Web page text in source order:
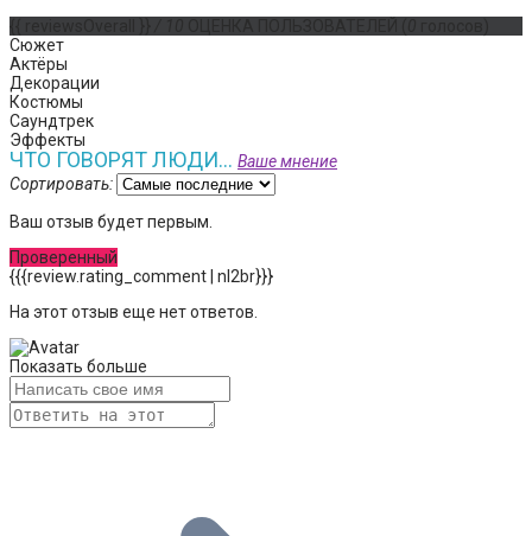
Сюжет
Актёры
Декорации
Костюмы
Саундтрек
Эффекты
ЧТО ГОВОРЯТ ЛЮДИ... Ваше мнение
Сортировать:
Ваш отзыв будет первым.
Проверенный
{{{review.rating_comment | nl2br}}}
На этот отзыв еще нет ответов.
Показать больше